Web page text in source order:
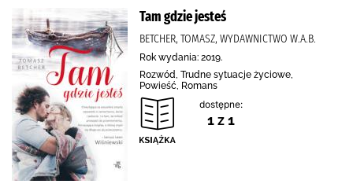
Tam gdzie jesteś
BETCHER, TOMASZ, WYDAWNICTWO W.A.B.
Rok wydania: 2019.
Rozwód, Trudne sytuacje życiowe,
Powieść, Romans
dostępne:
1 z 1